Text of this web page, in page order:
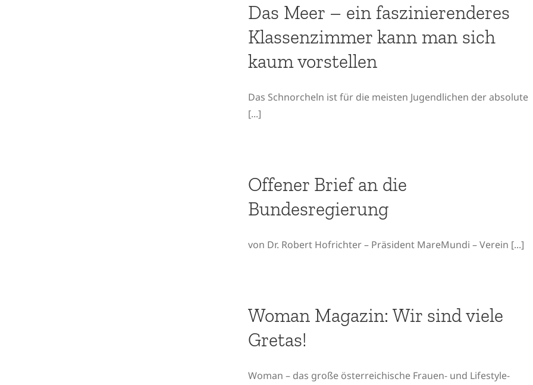
Das Meer – ein faszinierenderes
Klassenzimmer kann man sich
kaum vorstellen
Das Schnorcheln ist für die meisten Jugendlichen der absolute
[...]
Offener Brief an die
Bundesregierung
von Dr. Robert Hofrichter – Präsident MareMundi – Verein [...]
Woman Magazin: Wir sind viele
Gretas!
Woman – das große österreichische Frauen- und Lifestyle-